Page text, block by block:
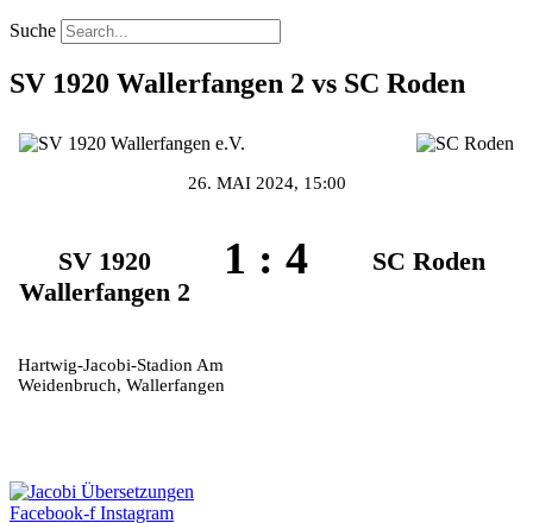
Suche
SV 1920 Wallerfangen 2 vs SC Roden
26. MAI 2024, 15:00
SV 1920
Wallerfangen 2
1 : 4 SC Roden
Hartwig-Jacobi-Stadion Am
Weidenbruch, Wallerfangen
Facebook-f Instagram